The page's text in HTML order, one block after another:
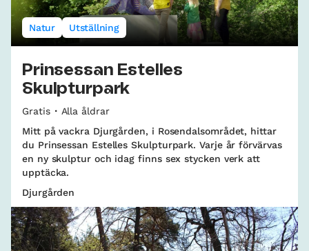
Natur Utställning
Prinsessan Estelles
Skulpturpark
Gratis
Alla åldrar
Mitt på vackra Djurgården, i Rosendalsområdet, hittar
du Prinsessan Estelles Skulpturpark. Varje år förvärvas
en ny skulptur och idag finns sex stycken verk att
upptäcka.
Djurgården